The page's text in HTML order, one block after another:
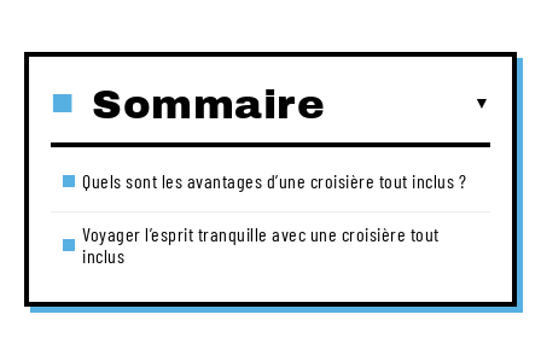
Sommaire
Quels sont les avantages d’une croisière tout inclus ?
Voyager l’esprit tranquille avec une croisière tout
inclus